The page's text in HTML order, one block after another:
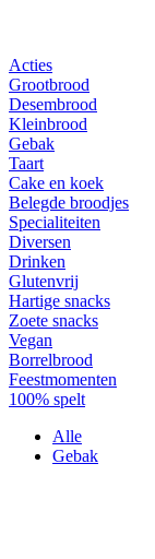
Acties
Grootbrood
Desembrood
Kleinbrood
Gebak
Taart
Cake en koek
Belegde broodjes
Specialiteiten
Diversen
Drinken
Glutenvrij
Hartige snacks
Zoete snacks
Vegan
Borrelbrood
Feestmomenten
100% spelt
Alle
Gebak